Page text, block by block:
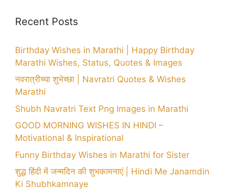
Recent Posts
Birthday Wishes in Marathi | Happy Birthday
Marathi Wishes, Status, Quotes & Images
नवरात्रीच्या शुभेच्छा | Navratri Quotes & Wishes
Marathi
Shubh Navratri Text Png Images in Marathi
GOOD MORNING WISHES IN HINDI –
Motivational & Inspirational
Funny Birthday Wishes in Marathi for Sister
शुद्ध हिंदी में जन्मदिन की शुभकामनाएं | Hindi Me Janamdin
Ki Shubhkamnaye